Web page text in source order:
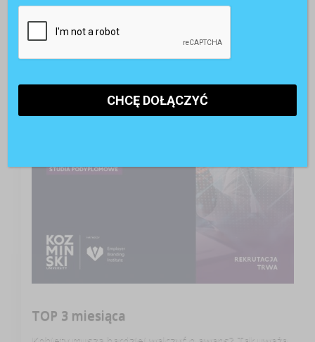
A może studia podyplomowe
TOP 3 miesiąca